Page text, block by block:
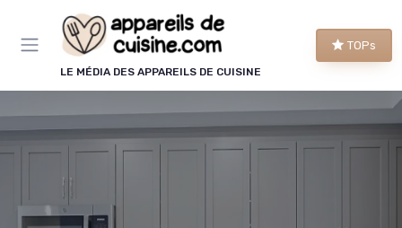
LE MÉDIA DES APPAREILS DE CUISINE
TOPs
Panneau de gestion des cookies